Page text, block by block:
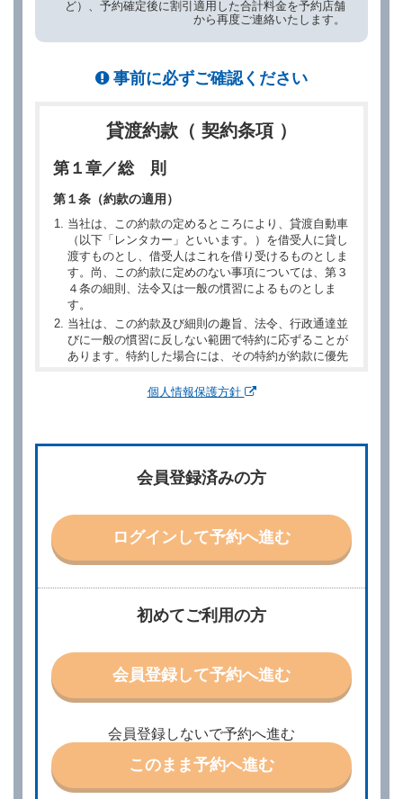
ど）、予約確定後に割引適用した合計料金を予約店舗
から再度ご連絡いたします。
事前に必ずご確認ください
貸渡約款（ 契約条項 ）
第１章／総 則
第１条（約款の適用）
当社は、この約款の定めるところにより、貸渡自動車
（以下「レンタカー」といいます。）を借受人に貸し
渡すものとし、借受人はこれを借り受けるものとしま
す。尚、この約款に定めのない事項については、第３
４条の細則、法令又は一般の慣習によるものとしま
す。
当社は、この約款及び細則の趣旨、法令、行政通達並
びに一般の慣習に反しない範囲で特約に応ずることが
あります。特約した場合には、その特約が約款に優先
別に定める料金表等に同意のうえ、別に定める方法に
他の借受条件（以下「借受条件」といいます。）を明
示して予約の申込みを行うことができます。なお、当
社は、電話連絡並びに電子メールによる予約に応じま
責任を負わないものとします。
当社は、借受人から予約の申込みがあったときは、原
則として、当社の保有するレンタカーの範囲内で予約
特に認める場合を除き、別に定める予約申込金を支払
うものとします。
第３条（予約の変更）
借受人は、前条第１項の借受条件を変更しようとする
ときは、あらかじめ当社の承諾を受けなければならな
いものとします。
第４条（予約の取消し等）
個人情報保護方針
初めてご利用の方
会員登録して予約へ進む
会員登録しないで予約へ進む
このまま予約へ進む
会員登録済みの方
ログインして予約へ進む